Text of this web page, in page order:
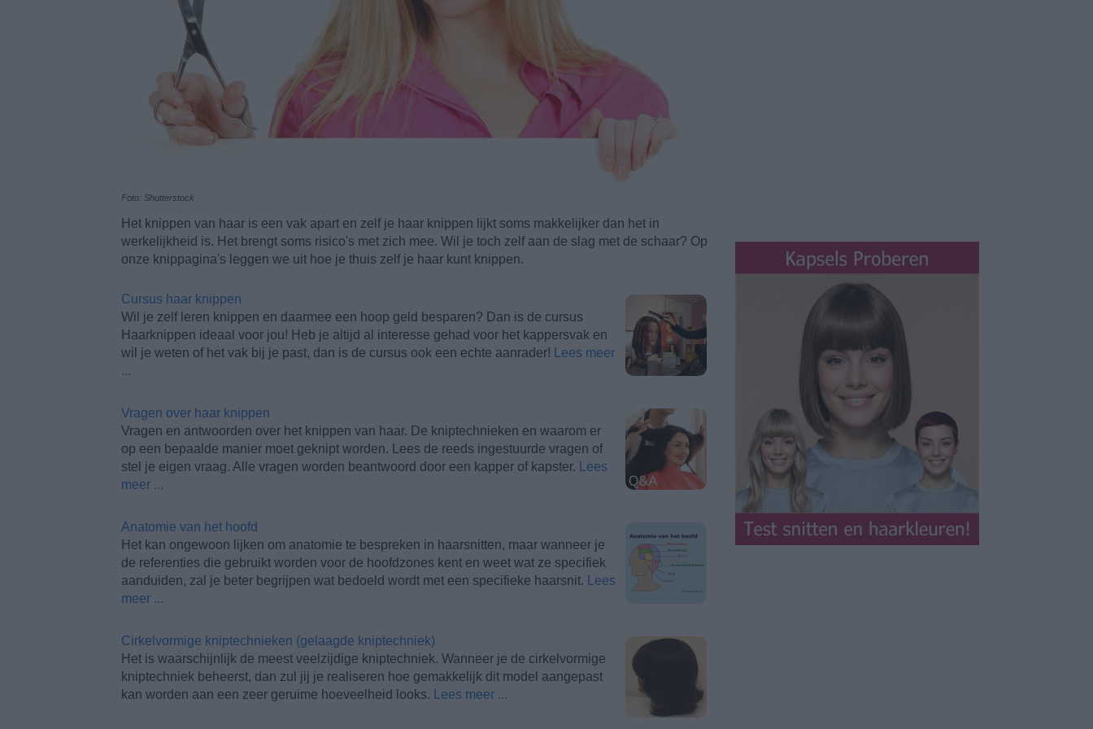
Foto: Shutterstock
Het knippen van haar is een vak apart en zelf je haar knippen lijkt soms makkelijker dan het in
werkelijkheid is. Het brengt soms risico's met zich mee. Wil je toch zelf aan de slag met de schaar? Op
onze knippagina's leggen we uit hoe je thuis zelf je haar kunt knippen.
Cursus haar knippen
Wil je zelf leren knippen en daarmee een hoop geld besparen? Dan is de cursus
Haarknippen ideaal voor jou! Heb je altijd al interesse gehad voor het kappersvak en
wil je weten of het vak bij je past, dan is de cursus ook een echte aanrader!
Lees meer
...
Vragen over haar knippen
Vragen en antwoorden over het knippen van haar. De kniptechnieken en waarom er
op een bepaalde manier moet geknipt worden. Lees de reeds ingestuurde vragen of
stel je eigen vraag. Alle vragen worden beantwoord door een kapper of kapster.
Lees
meer ...
Anatomie van het hoofd
Het kan ongewoon lijken om anatomie te bespreken in haarsnitten, maar wanneer je
de referenties die gebruikt worden voor de hoofdzones kent en weet wat ze specifiek
aanduiden, zal je beter begrijpen wat bedoeld wordt met een specifieke haarsnit.
Lees
meer ...
Cirkelvormige kniptechnieken (gelaagde kniptechniek)
Het is waarschijnlijk de meest veelzijdige kniptechniek. Wanneer je de cirkelvormige
kniptechniek beheerst, dan zul jij je realiseren hoe gemakkelijk dit model aangepast
kan worden aan een zeer geruime hoeveelheid looks.
Lees meer ...